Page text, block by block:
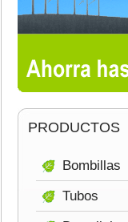
PRODUCTOS
Bombillas
Tubos